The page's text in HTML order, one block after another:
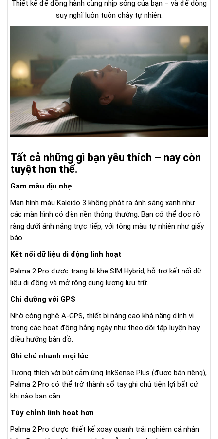
Thiết kế để đồng hành cùng nhịp sống của bạn – và để dòng
suy nghĩ luôn tuôn chảy tự nhiên.
Tất cả những gì bạn yêu thích – nay còn
tuyệt hơn thế.
Gam màu dịu nhẹ
Màn hình màu Kaleido 3 không phát ra ánh sáng xanh như
các màn hình có đèn nền thông thường. Bạn có thể đọc rõ
ràng dưới ánh nắng trực tiếp, với tông màu tự nhiên như giấy
báo.
Kết nối dữ liệu di động linh hoạt
Palma 2 Pro được trang bị khe SIM Hybrid, hỗ trợ kết nối dữ
liệu di động và mở rộng dung lượng lưu trữ.
Chỉ đường với GPS
Nhờ công nghệ A-GPS, thiết bị nâng cao khả năng định vị
trong các hoạt động hằng ngày như theo dõi tập luyện hay
điều hướng bản đồ.
Ghi chú nhanh mọi lúc
Tương thích với bút cảm ứng InkSense Plus (được bán riêng),
Palma 2 Pro có thể trở thành sổ tay ghi chú tiện lợi bất cứ
khi nào bạn cần.
Tùy chỉnh linh hoạt hơn
Palma 2 Pro được thiết kế xoay quanh trải nghiệm cá nhân